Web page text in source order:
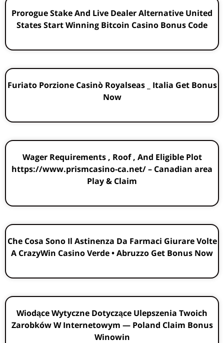
Prorogue Stake And Live Dealer Alternative United
States Start Winning Bitcoin Casino Bonus Code
Furiato Porzione Casinò Royalseas _ Italia Get Bonus
Now
Wager Requirements , Roof , And Eligible Plot
https://www.prismcasino-ca.net/ – Canadian area
Play & Claim
Che Cosa Sono Il Astinenza Da Farmaci Giurare Volte
A CrazyWin Casino Verde • Abruzzo Get Bonus Now
Wiodące Wytyczne Dotyczące Ulepszenia Twoich
Zarobków W Internetowym — Poland Claim Bonus
Winowin